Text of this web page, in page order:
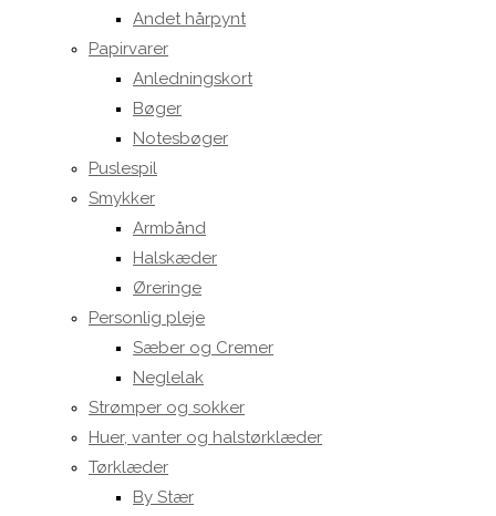
Andet hårpynt
Papirvarer
Anledningskort
Bøger
Notesbøger
Puslespil
Smykker
Armbånd
Halskæder
Øreringe
Personlig pleje
Sæber og Cremer
Neglelak
Strømper og sokker
Huer, vanter og halstørklæder
Tørklæder
By Stær